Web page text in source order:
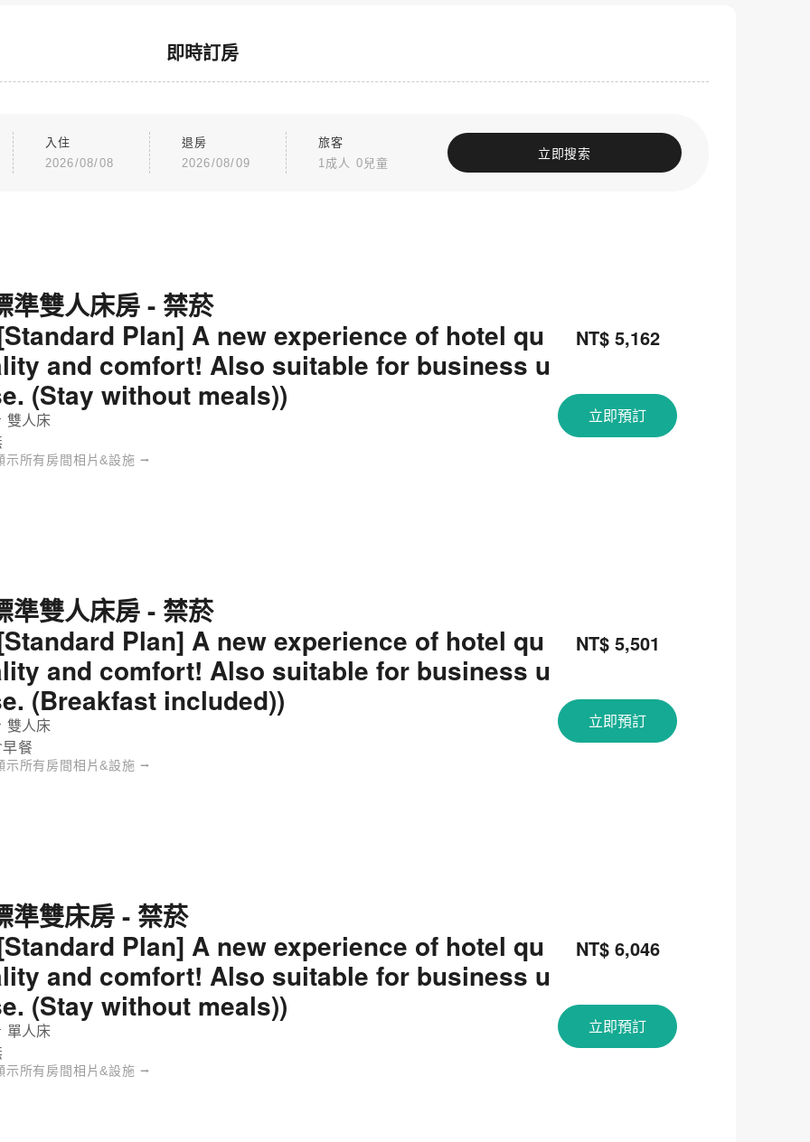
即時訂房
入住
2026/08/08
退房
2026/08/09
旅客
1成人 0兒童
立即搜索
準雙人床房 - 禁菸
Plan] A new experience of hotel qu
and comfort! Also suitable for business u
(Stay without meals))
雙人床
顯示所有房間相片&設施 ⭢
NT$ 5,162
立即預訂
準雙人床房 - 禁菸
Plan] A new experience of hotel qu
and comfort! Also suitable for business u
(Breakfast included))
雙人床
餐
顯示所有房間相片&設施 ⭢
NT$ 5,501
立即預訂
準雙床房 - 禁菸
Plan] A new experience of hotel qu
and comfort! Also suitable for business u
(Stay without meals))
單人床
顯示所有房間相片&設施 ⭢
NT$ 6,046
立即預訂
Quintessa飯店 - 標準雙床房 - 禁菸 關閉